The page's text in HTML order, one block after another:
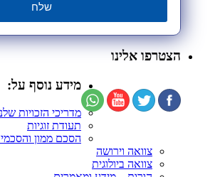
שלח
הצטרפו אלינו
מידע נוסף על:
מדריכי הזכויות
תעודת זוגיות
הסכם ממון והסכמי
צוואה וירושה
צוואה ביולוגית